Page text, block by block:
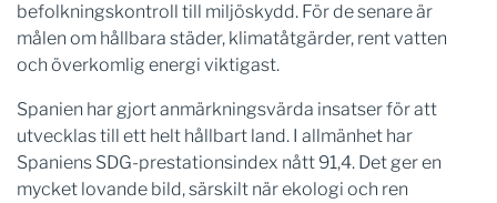
befolkningskontroll till miljöskydd. För de senare är
målen om hållbara städer, klimatåtgärder, rent vatten
och överkomlig energi viktigast.
Spanien har gjort anmärkningsvärda insatser för att
utvecklas till ett helt hållbart land. I allmänhet har
Spaniens SDG-prestationsindex nått 91,4. Det ger en
mycket lovande bild, särskilt när ekologi och ren